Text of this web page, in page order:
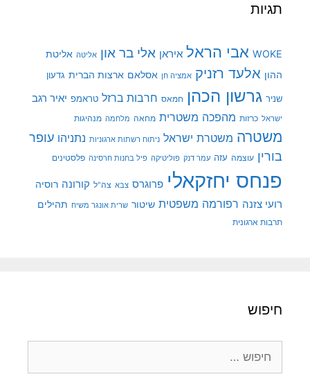
תגיות
WOKE אבי הראל איראן אלי בר און אליטה אליטת
ההון אלעד רזניק אמציה חן אסלאם ארצות הברית גדעון
שניר גרשון הכהן חמאס חרבות ברזל טראמפ יאיר רגב
ישראל כרזות מהפכה משטרית מחאה מלחמה מנהיגות
משטרה משטרת ישראל ניתוח רשתות ארגוניות נתניהו עופר
בורין עוצמה עזה עמר דנק פוליטיקה פיל בחנות חרסינה פלסטינים
פנחס יחזקאלי פרוגרס צבא צה"ל קורונה רוסיה
רועי צזנה רפורמה משפטית שיטור שרית אונגר משיח תהילים
תרבות ארגונית
חיפוש